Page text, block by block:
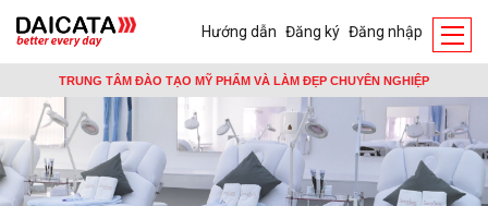
TRUNG TÂM ĐÀO TẠO MỸ PHẨM VÀ LÀM ĐẸP CHUYÊN NGHIỆP
Hướng dẫn Đăng ký Đăng nhập